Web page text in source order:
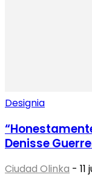
Designia
Denisse
Ciudad Olinka -